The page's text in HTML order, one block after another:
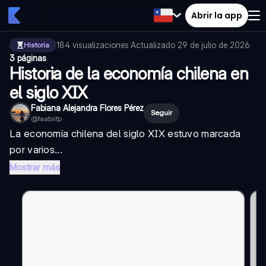
Abrir la app
Historia 184 visualizaciones·Actualizado 29 de julio de 2026·
3 páginas
Historia de la economía chilena en
el siglo XIX
Fabiana Alejandra Flores Pérez
@faabiifp
Seguir
La economía chilena del siglo XIX estuvo marcada
por varios...
Mostrar más